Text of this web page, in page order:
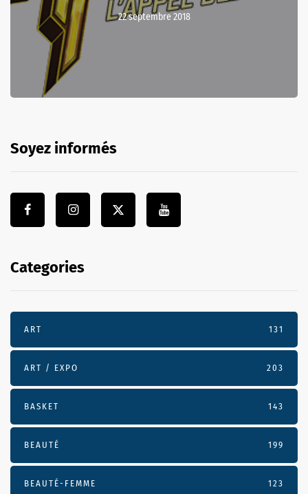
22 septembre 2018
Soyez informés
Categories
ART 131
ART / EXPO 203
BASKET 143
BEAUTÉ 199
BEAUTÉ-FEMME 123